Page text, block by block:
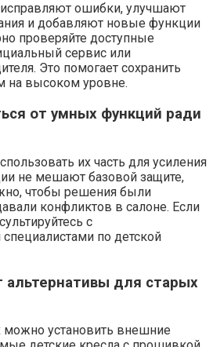
ошибки, улучшают
и добавляют новые функции
проверяйте доступные
сервис или
Это помогает сохранить
на высоком уровне.
от умных функций ради
их часть для усиления
не мешают базовой защите,
чтобы решения были
конфликтов в салоне. Если
с
по детской
альтернативы для старых
можно установить внешние